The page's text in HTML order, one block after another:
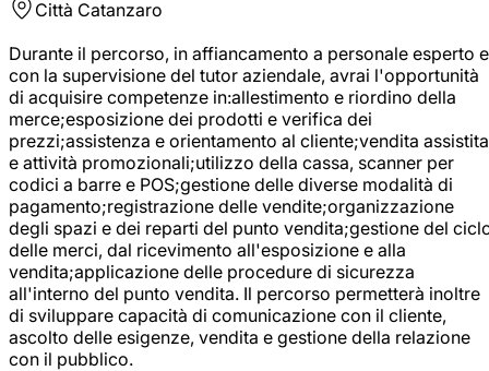
Città Catanzaro
Durante il percorso, in affiancamento a personale esperto e
con la supervisione del tutor aziendale, avrai l'opportunità
di acquisire competenze in:allestimento e riordino della
merce;esposizione dei prodotti e verifica dei
prezzi;assistenza e orientamento al cliente;vendita assistita
e attività promozionali;utilizzo della cassa, scanner per
codici a barre e POS;gestione delle diverse modalità di
pagamento;registrazione delle vendite;organizzazione
degli spazi e dei reparti del punto vendita;gestione del
delle merci, dal ricevimento all'esposizione e alla
vendita;applicazione delle procedure di sicurezza
all'interno del punto vendita. Il percorso permetterà inoltre
di sviluppare capacità di comunicazione con il cliente,
ascolto delle esigenze, vendita e gestione della relazione
con il pubblico.